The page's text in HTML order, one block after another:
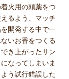
火用の頭薬をつ
るよう、マッチ
開発する中で一
いお香をつくる
き上がったサン
なってしまいま
う試行錯誤した